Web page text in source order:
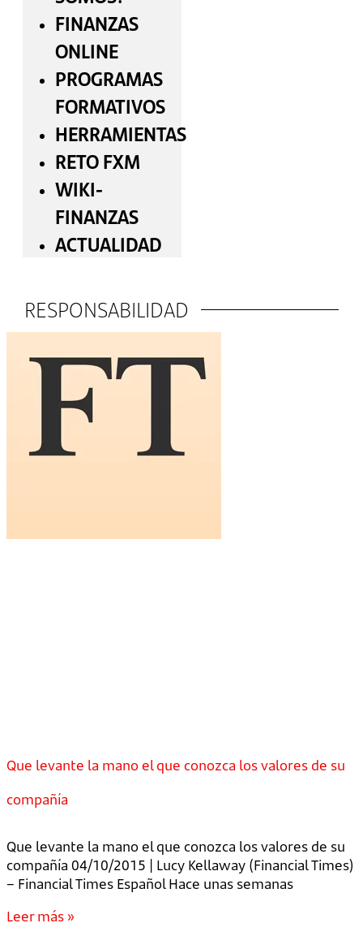
FINANZAS
ONLINE
PROGRAMAS
FORMATIVOS
HERRAMIENTAS
RETO FXM
WIKI-
FINANZAS
ACTUALIDAD
RESPONSABILIDAD
Que levante la mano el que conozca los valores de su
compañía
Que levante la mano el que conozca los valores de su
compañía 04/10/2015 | Lucy Kellaway (Financial Times)
– Financial Times Español Hace unas semanas
Leer más »